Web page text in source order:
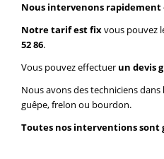
Nous intervenons rapidement
Notre tarif est fixvous pouvez
52 86.
Vous pouvez effectuer un devis
Nous avons des techniciens dans
guêpe, frelon ou bourdon.
Toutes nos interventions sont